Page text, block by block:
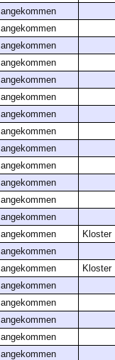
angekommen
angekommen
angekommen
angekommen
angekommen
angekommen
angekommen
angekommen
angekommen
angekommen
angekommen
angekommen
angekommen
angekommen
Kloster
angekommen
angekommen
Kloster
angekommen
angekommen
angekommen
angekommen
angekommen